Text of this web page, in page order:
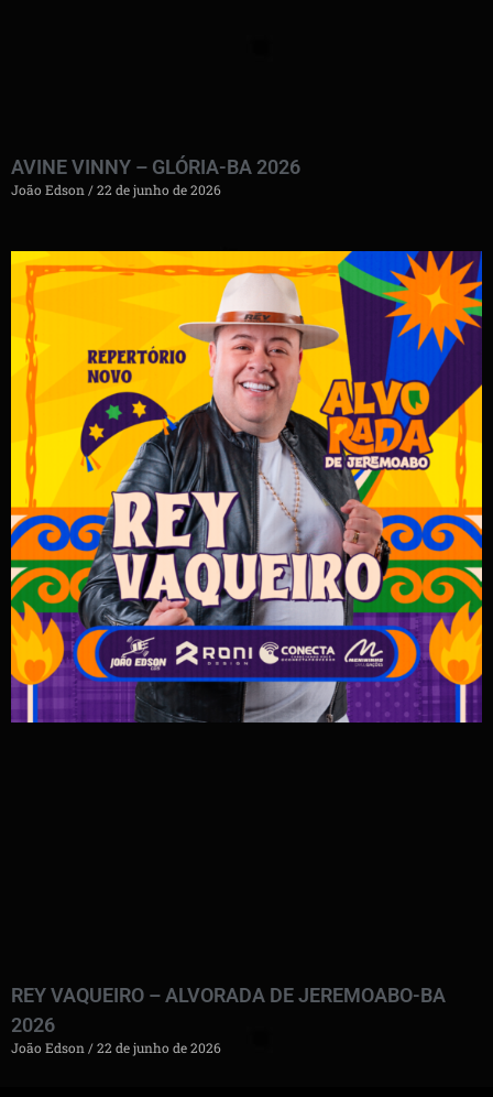
AVINE VINNY – GLÓRIA-BA 2026
João Edson 22 de junho de 2026
REY VAQUEIRO – ALVORADA DE JEREMOABO-BA
2026
João Edson 22 de junho de 2026